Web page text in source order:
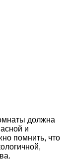
должна
и
помнить, что